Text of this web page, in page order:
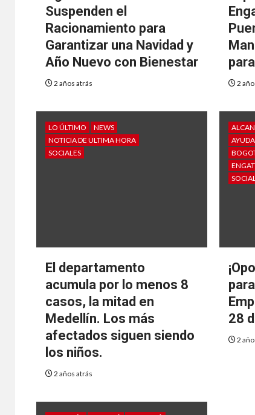
Suspenden el
Racionamiento para
Garantizar una Navidad y
Año Nuevo con Bienestar
2 años atrás 2
LO ÚLTIMO
NEWS
NOTICIA DE ULTIMA HORA
SOCIALES
El departamento
acumula por lo menos 8
casos, la mitad en
Medellín. Los más
afectados siguen siendo
los niños.
2 años atrás
28
2